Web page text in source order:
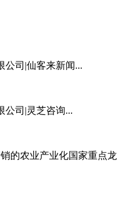
公司|仙客来新闻...
公司|灵芝咨询...
的农业产业化国家重点